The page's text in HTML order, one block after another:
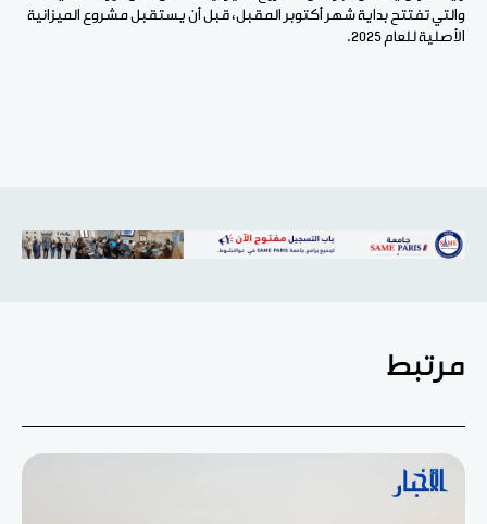
والتي تفتتح بداية شهر أكتوبر المقبل، قبل أن يستقبل مشروع الميزانية
الأصلية للعام 2025.
مرتبط